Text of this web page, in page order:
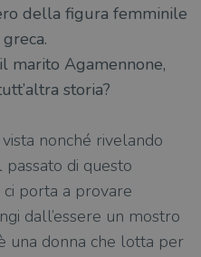
della figura femminile
marito Agamennone,
storia?
nonché rivelando
di questo
ci porta a provare
dall’essere un mostro
una donna che lotta per